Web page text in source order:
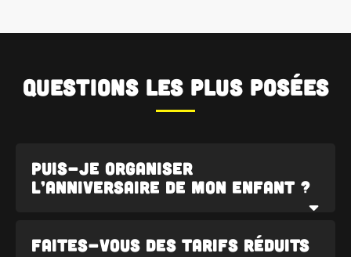
Questions les plus posées
Puis-je organiser
l’anniversaire de mon enfant ?
notre équipe grâce auPack
Faites-vous des tarifs réduits